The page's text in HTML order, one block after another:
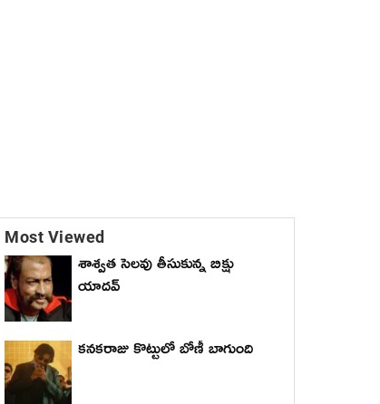
Most Viewed
శాశ్వత సెలవు తీసుకున్న బిక్షు
యాదవ్
కనకరాజు కొట్టులో బోణీ బాగుంది